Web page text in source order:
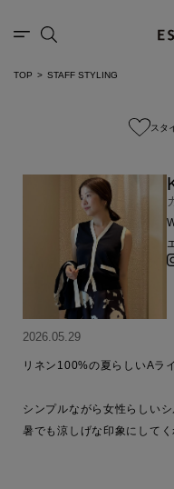
TOP STAFF STYLING
スタ
2026.05.29
リネン100%の夏らしいAラ
シンプルながら女性らしい
暑でも涼しげな印象にしてく